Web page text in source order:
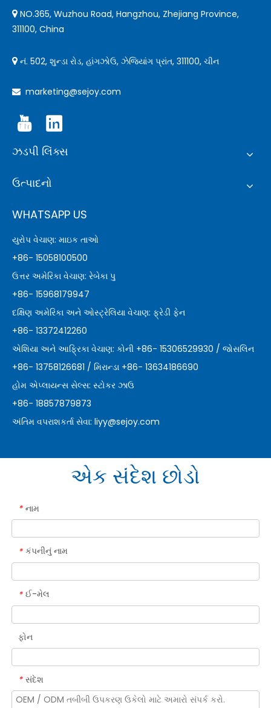
 NO.365, Wuzhou Road, Hangzhou, Zhejiang Province,
311100, China
 નં. 502, શુન્ડા રોડ, હાંગઝોઉ, ઝેજિયાંગ પ્રાંત, 311100, ચીન
 marketing@sejoy.com
ઝડપી લિંક્સ
ઉત્પાદનો
WHATSAPP US
યુરોપ વેચાણ: માઇક તાઓ
+86- 15058100500
ઉત્તર અમેરિકા વેચાણ: રેબેકા પુ
+86- 15968179947
દક્ષિણ અમેરિકા અને ઓસ્ટ્રેલિયા વેચાણ: ફ્રેડી ફેન
+86- 13372412260
એશિયા અને આફ્રિકા વેચાણ: કોની +86- 15306529930 / જોસલિન
+86- 13758126681 / મિરાન્ડા +86- 13634186690
હોમ એપ્લાયન્સ સેલ્સ: સ્ટોકર ઝાઉ
+86- 18857879873
અંતિમ વપરાશકર્તા સેવા: liyy@sejoy.com
એક સંદેશ છોડો
* નામ
* કંપનીનું નામ
* ઈ-મેલ
ફોન
* સંદેશ